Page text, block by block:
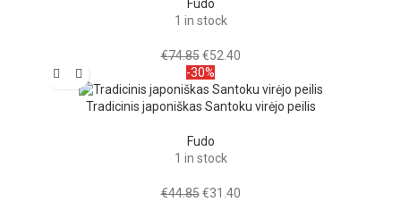
Fudo
1 in stock
€74.85 €52.40
-30%
Tradicinis japoniškas Santoku virėjo peilis
Fudo
1 in stock
€44.85 €31.40